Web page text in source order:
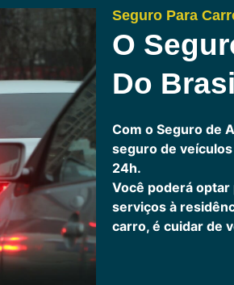
Seguro Para
O
Do Brasil
Com o Seguro de
seguro de
24h.
Você poderá
serviços à
carro, é cuidar de